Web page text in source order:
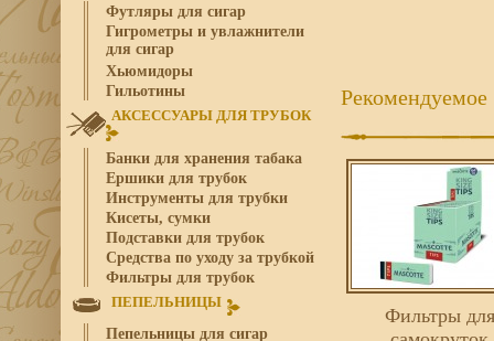
Футляры для сигар
Гигрометры и увлажнители
для сигар
Хьюмидоры
Гильотины
АКСЕССУАРЫ ДЛЯ ТРУБОК
Банки для хранения табака
Ершики для трубок
Инструменты для трубки
Кисеты, сумки
Подставки для трубок
Средства по уходу за трубкой
Фильтры для трубок
ПЕПЕЛЬНИЦЫ
Пепельницы для сигар
Рекомендуемое
Фильтры для